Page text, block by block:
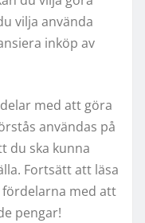
vilja använda
inköp av
med att göra
användas på
du ska kunna
Fortsätt att läsa
med att
pengar!